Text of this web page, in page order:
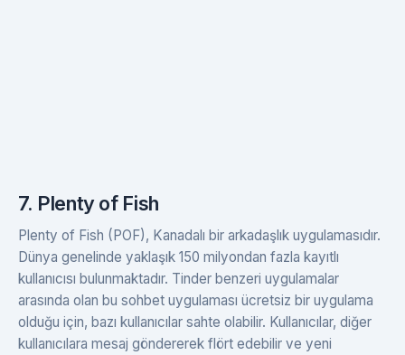
7. Plenty of Fish
Plenty of Fish (POF), Kanadalı bir arkadaşlık uygulamasıdır.
Dünya genelinde yaklaşık 150 milyondan fazla kayıtlı
kullanıcısı bulunmaktadır. Tinder benzeri uygulamalar
arasında olan bu sohbet uygulaması ücretsiz bir uygulama
olduğu için, bazı kullanıcılar sahte olabilir. Kullanıcılar, diğer
kullanıcılara mesaj göndererek flört edebilir ve yeni